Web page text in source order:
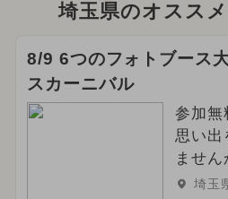
埼玉県のオスス
8/9 6つのフォトブース
スカーニバル
参加
思い出
ません
埼玉